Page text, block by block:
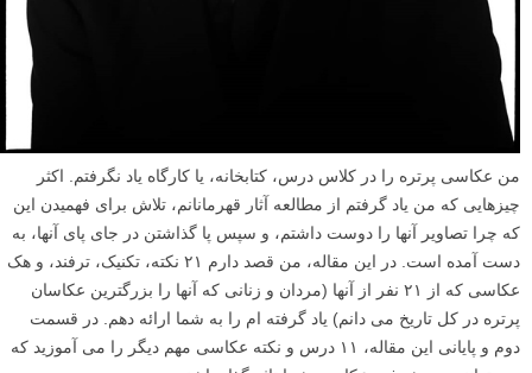
من عکاسی پرتره را در کلاس درس، کتابخانه، یا کارگاه یاد نگرفتم. اکثر
چیزهایی که من یاد گرفتم از مطالعه آثار قهرمانانم، تلاش برای فهمیدن این
که چرا تصاویر آنها را دوست داشتم، و سپس پا گذاشتن در جای پای آنها، به
دست آمده است. در این مقاله، من قصد دارم ۲۱ نکته، تکنیک، ترفند، و هک
عکاسی که از ۲۱ نفر از آنها (مردان و زنانی که آنها را بزرگترین عکاسان
پرتره در کل تاریخ می دانم) یاد گرفته ام را به شما ارائه دهم. در قسمت
دوم و پایانی این مقاله، ۱۱ درس و نکته عکاسی مهم دیگر را می آموزید که